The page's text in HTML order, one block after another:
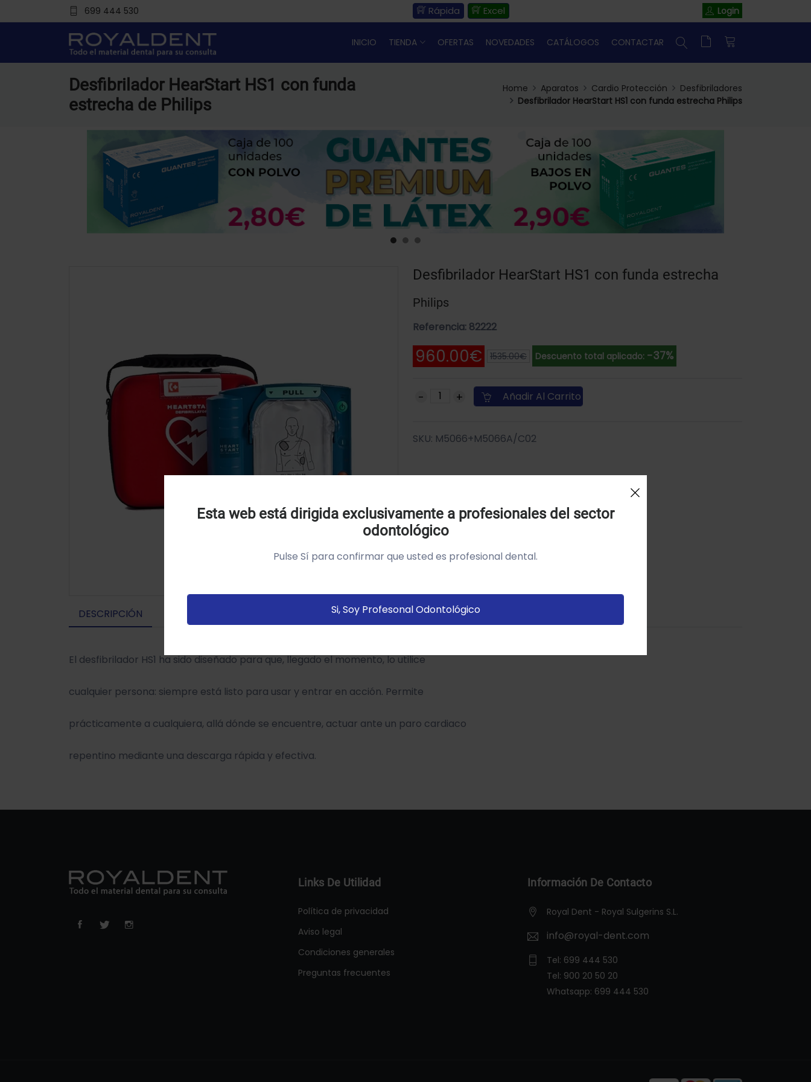
699 444 530 Rápida Excel Login
INICIO TIENDA OFERTAS NOVEDADES CATÁLOGOS CONTACTAR
Desfibrilador HearStart HS1 con funda
estrecha de Philips
Home Aparatos Cardio Protección
Desfibriladores
Desfibrilador HearStart HS1 con funda estrecha Philips
Desfibrilador HearStart HS1 con funda estrecha
Philips
Referencia: 82222
960.00€ 1535.00€ Descuento total aplicado: -37%
Añadir Al Carrito
SKU: M5066+M5066A/C02
DESCRIPCIÓN
El desfibrilador HS1 ha sido diseñado para que, llegado el momento, lo utilice
cualquier persona: siempre está listo para usar y entrar en acción. Permite
prácticamente a cualquiera, allá dónde se encuentre, actuar ante un paro cardiaco
repentino mediante una descarga rápida y efectiva.
Links De Utilidad
Política de privacidad
Aviso legal
Condiciones generales
Preguntas frecuentes
Información De Contacto
Royal Dent - Royal Sulgerins S.L.
info@royal-dent.com
Tel: 699 444 530
Tel: 900 20 50 20
Whatsapp: 699 444 530
Utilizamos cookies própias y de terceros para analizar el
tus preferencias sobre la base de un perfil elaborado a
vistitadas).Política de cookies
Esta web está dirigida exclusivamente a profesionales del sector
odontológico
Pulse Sí para confirmar que usted es profesional dental.
Si, Soy Profesonal Odontológico